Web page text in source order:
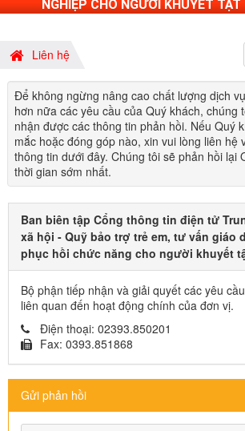
NGHIỆP CHO NGƯỜI KHUYẾT TẬT
Liên hệ
Để không ngừng nâng cao chất lượng dịch
hơn nữa các yêu cầu của Quý khách, chúng
nhận được các thông tin phản hồi. Nếu Quý
mắc hoặc đóng góp nào, xin vui lòng liên hệ
thông tin dưới đây. Chúng tôi sẽ phản hồi lại
thời gian sớm nhất.
Ban biên tập Cổng thông tin điện tử
xã hội - Quỹ bảo trợ trẻ em, tư vấn giáo
phục hồi chức năng cho người khuyết
Bộ phận tiếp nhận và giải quyết các yêu
liên quan đến hoạt động chính của đơn vị.
Điện thoại: 02393.850201
Fax: 0393.851868
Gửi phản hồi